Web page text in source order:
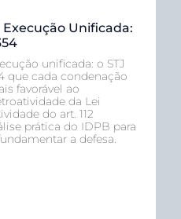
Unificada:
unificada: o STJ
que cada condenação
favorável ao
da Lei
do art. 112
prática do IDPB para
a defesa.